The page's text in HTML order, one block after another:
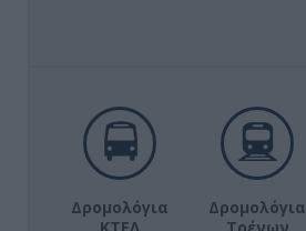
Δρομολόγια
Δρομολόγια